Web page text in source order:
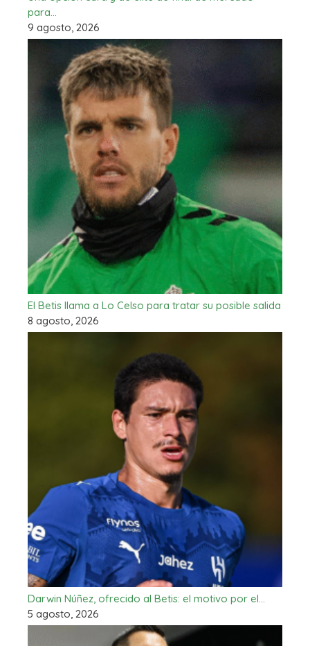
para…
9 agosto, 2026
El Betis llama a Lo Celso para tratar su posible salida
8 agosto, 2026
Darwin Núñez, ofrecido al Betis: el motivo por el…
5 agosto, 2026